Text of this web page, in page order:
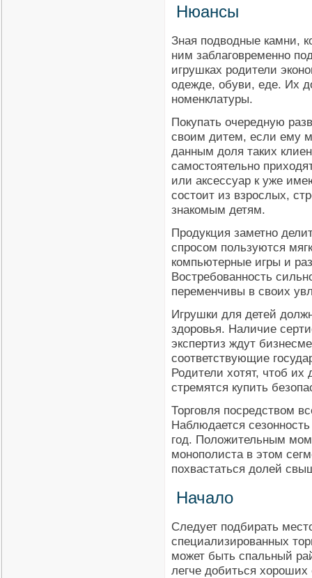
Нюансы
Зная подводные камни,
ним заблаговременно
игрушках родители
одежде, обуви, еде. Их
номенклатуры.
Покупать очередную
своим дитем, если ему
данным доля таких
самостоятельно
или аксессуар к уже
состоит из взрослых,
знакомым детям.
Продукция заметно
спросом пользуются
компьютерные игры и
Востребованность
переменчивы в своих
Игрушки для детей
здоровья. Наличие
экспертиз ждут
соответствующие
Родители хотят, чтоб
стремятся купить
Торговля посредством
Наблюдается
год. Положительным
монополиста в этом
похвастаться долей
Начало
Следует подбирать
специализированных
может быть спальный
легче добиться